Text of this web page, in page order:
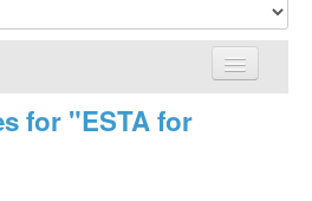
for "ESTA for